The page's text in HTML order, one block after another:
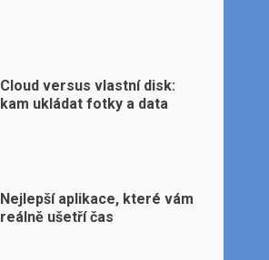
Cloud versus vlastní disk:
kam ukládat fotky a data
Nejlepší aplikace, které vám
reálně ušetří čas